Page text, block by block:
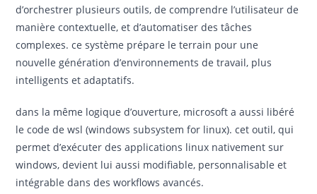
d’orchestrer plusieurs outils, de comprendre l’utilisateur de
manière contextuelle, et d’automatiser des tâches
complexes. ce système prépare le terrain pour une
nouvelle génération d’environnements de travail, plus
intelligents et adaptatifs.
dans la même logique d’ouverture, microsoft a aussi libéré
le code de wsl (windows subsystem for linux). cet outil, qui
permet d’exécuter des applications linux nativement sur
windows, devient lui aussi modifiable, personnalisable et
intégrable dans des workflows avancés.